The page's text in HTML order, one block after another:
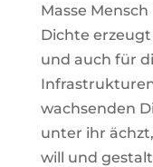
Masse
Dichte erzeugt
und auch für
wachsenden
unter ihr
will und